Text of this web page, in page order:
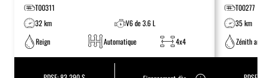
T00311
32 km
V6 de 3.6 L
Reign
Automatique 4x4
T00277
35 km
Zénith